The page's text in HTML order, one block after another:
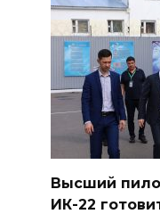
Высший
ИК-22